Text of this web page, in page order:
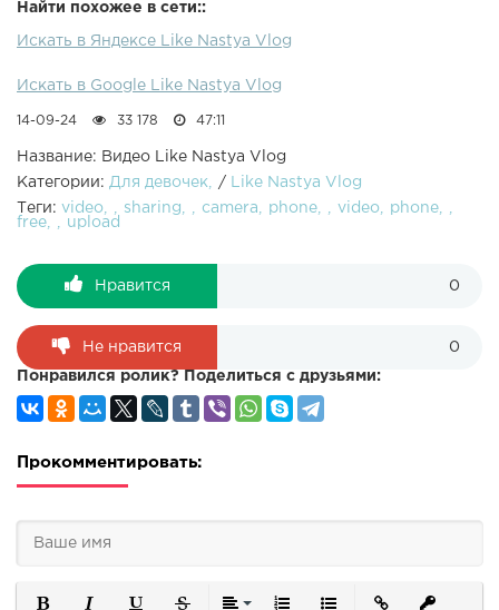
Найти похожее в сети::
Искать в Яндексе Like Nastya Vlog
Искать в Google Like Nastya Vlog
14-09-24 33 178 47:11
Название: Видео Like Nastya Vlog
Категории: Для девочек /
Like Nastya Vlog
Теги: video sharing camera phone video
phone
free
upload
Нравится 0
Не нравится 0
Понравился ролик? Поделиться с друзьями:
Прокомментировать: